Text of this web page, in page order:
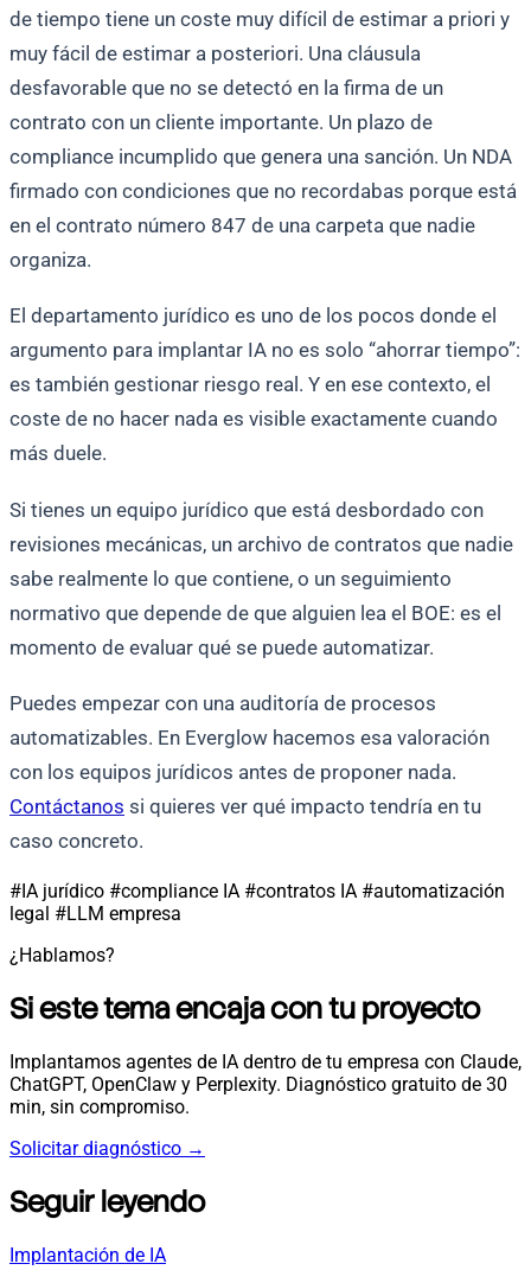
de tiempo tiene un coste muy difícil de estimar a priori y
muy fácil de estimar a posteriori. Una cláusula
desfavorable que no se detectó en la firma de un
contrato con un cliente importante. Un plazo de
compliance incumplido que genera una sanción. Un NDA
firmado con condiciones que no recordabas porque está
en el contrato número 847 de una carpeta que nadie
organiza.
El departamento jurídico es uno de los pocos donde el
argumento para implantar IA no es solo “ahorrar tiempo”:
es también gestionar riesgo real. Y en ese contexto, el
coste de no hacer nada es visible exactamente cuando
más duele.
Si tienes un equipo jurídico que está desbordado con
revisiones mecánicas, un archivo de contratos que nadie
sabe realmente lo que contiene, o un seguimiento
normativo que depende de que alguien lea el BOE: es el
momento de evaluar qué se puede automatizar.
Puedes empezar con una auditoría de procesos
automatizables. En Everglow hacemos esa valoración
con los equipos jurídicos antes de proponer nada.
Contáctanos si quieres ver qué impacto tendría en tu
caso concreto.
#IA jurídico #compliance IA #contratos IA #automatización
legal #LLM empresa
¿Hablamos?
Si este tema encaja con tu proyecto
Implantamos agentes de IA dentro de tu empresa con Claude,
ChatGPT, OpenClaw y Perplexity. Diagnóstico gratuito de 30
min, sin compromiso.
Solicitar diagnóstico →
Seguir leyendo
Implantación de IA